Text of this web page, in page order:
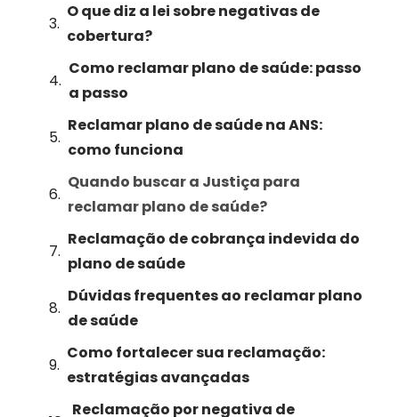
O que diz a lei sobre negativas de
cobertura?
Como reclamar plano de saúde: passo
a passo
Reclamar plano de saúde na ANS:
como funciona
Quando buscar a Justiça para
reclamar plano de saúde?
Reclamação de cobrança indevida do
plano de saúde
Dúvidas frequentes ao reclamar plano
de saúde
Como fortalecer sua reclamação:
estratégias avançadas
Reclamação por negativa de